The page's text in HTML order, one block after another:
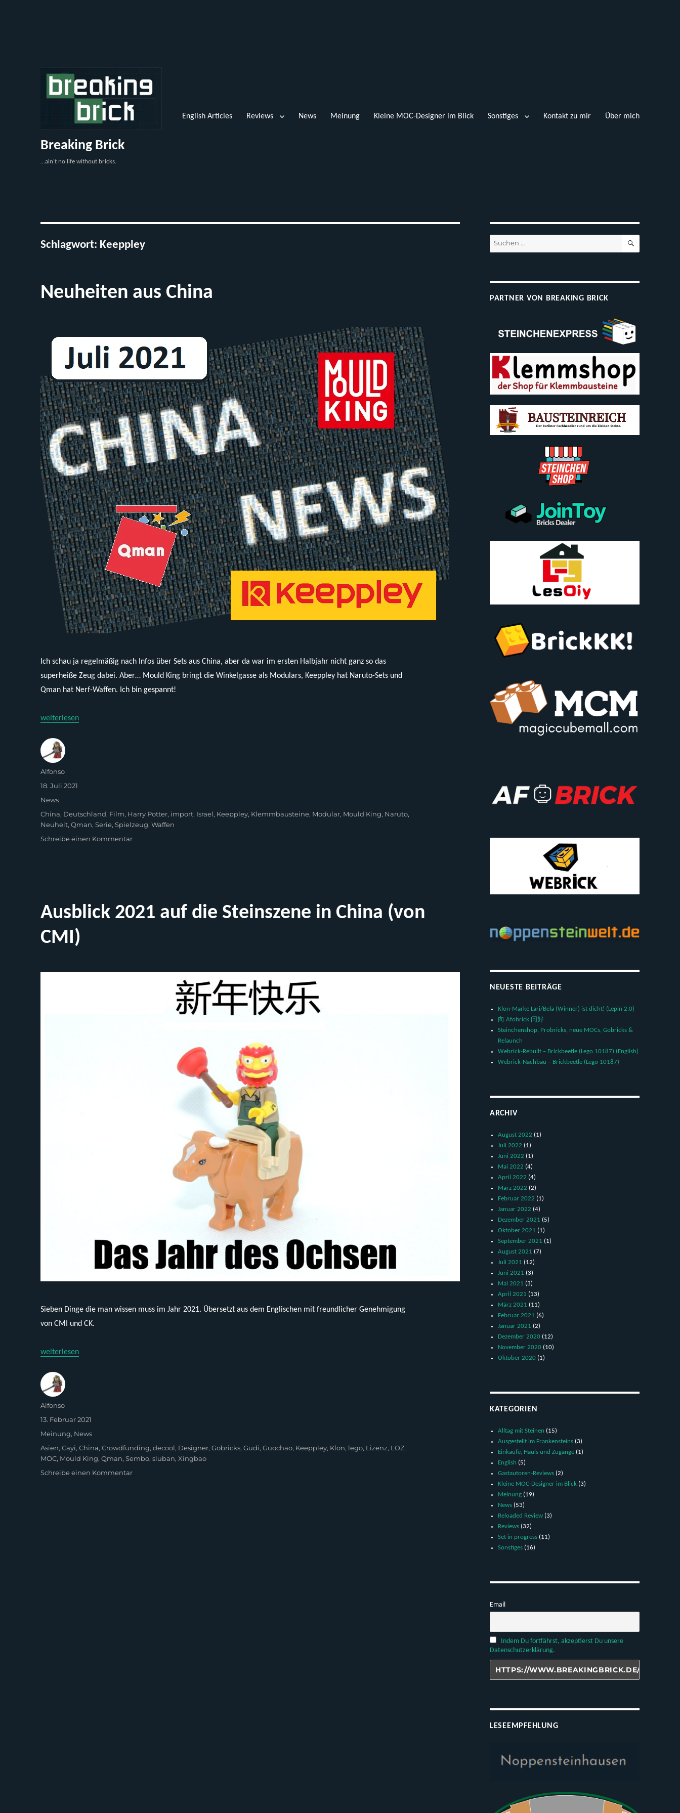
Breaking Brick
…ain't no life without bricks.
English Articles Reviews News Meinung Kleine MOC-Designer im Blick Sonstiges Kontakt zu mir Über mich
Schlagwort: Keeppley
Neuheiten aus China
Ich schau ja regelmäßig nach Infos über Sets aus China, aber da war im ersten Halbjahr nicht ganz so das
superheiße Zeug dabei. Aber… Mould King bringt die Winkelgasse als Modulars, Keeppley hat Naruto-Sets und
Qman hat Nerf-Waffen. Ich bin gespannt!
„Neuheiten aus China“
weiterlesen
Autor
Alfonso
Veröffentlicht
18. Juli 2021
Kategorien
News
Schlagwörter
China, Deutschland, Film, Harry Potter, import, Israel, Keeppley, Klemmbausteine, Modular, Mould King, Naruto,
Neuheit,Qman,Serie,Spielzeug,Waffen
Schreibe einen Kommentarzu
Ausblick 2021 auf die Steinszene in China (von
CMI)
Sieben Dinge die man wissen muss im Jahr 2021. Übersetzt aus dem Englischen mit freundlicher Genehmigung
von CMI und CK.
„Ausblick 2021 auf die Steinszene in China (von CMI)“
weiterlesen
Autor
Alfonso
Veröffentlicht
am
13. Februar 2021
Kategorien
Meinung, News
Schlagwörter
Asien,Cayi,China,Crowdfunding,decool, Designer,Gobricks,Gudi,Guochao, Keeppley, Klon, lego, Lizenz, LOZ,
MOC, Mould King,Qman,Sembo,sluban,Xingbao
Schreibe einen Kommentarzu
Suchen
nach:
SUCHEN
PARTNER VON BREAKING BRICK
NEUESTE BEITRÄGE
Klon-Marke Lari/Bela (Winner) ist dicht! (Lepin 2.0)
向 Afobrick 问好
Steinchenshop, Probricks, neue MOCs, Gobricks &
Relaunch
Webrick-Rebuilt – Brickbeetle (Lego 10187) (English)
Webrick-Nachbau – Brickbeetle (Lego 10187)
ARCHIV
August 2022 (1)
Juli 2022 (1)
Juni 2022 (1)
Mai 2022 (4)
April 2022 (4)
März 2022 (2)
Februar 2022 (1)
Januar 2022 (4)
Dezember 2021 (5)
Oktober 2021 (1)
September 2021 (1)
August 2021 (7)
Juli 2021 (12)
Juni 2021 (3)
Mai 2021 (3)
April 2021 (13)
März 2021 (11)
Februar 2021 (6)
Januar 2021 (2)
Dezember 2020 (12)
November 2020 (10)
Oktober 2020 (1)
KATEGORIEN
Alltag mit Steinen (15)
Ausgestellt im Frankensteins (3)
Einkäufe, Hauls und Zugänge (1)
English (5)
Gastautoren-Reviews (2)
Kleine MOC-Designer im Blick (3)
Meinung (19)
News (53)
Reloaded Review (3)
Reviews (32)
Set in progress (11)
Sonstiges (16)
Email
Indem Du fortfährst, akzeptierst Du unsere
Datenschutzerklärung.
LESEEMPFEHLUNG